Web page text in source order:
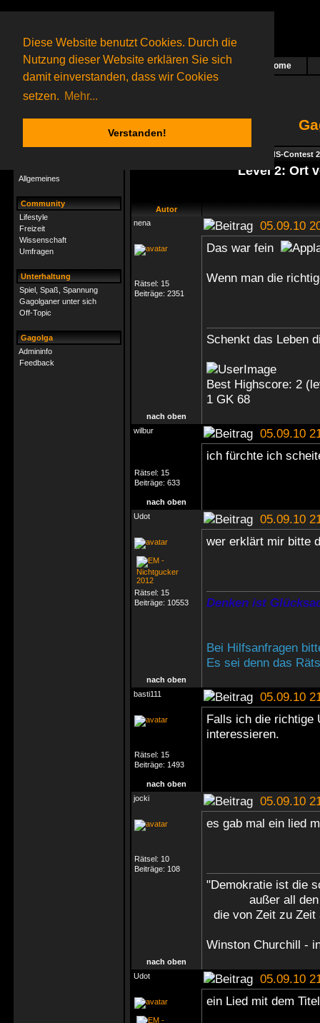
Diese Website benutzt Cookies. Durch die
Nutzung dieser Website erklären Sie sich
damit einverstanden, dass wir Cookies
setzen. Mehr...
Verstanden!
Das nächste Rätsel ist in Arbeit Home
46 Gagolganeronline(0 registrierte und 46 Gäste)
Gagolganer:
9732Rätsel online:
Allgemeines
Community
Lifestyle
Freizeit
Wissenschaft
Umfragen
Unterhaltung
Spiel, Spaß, Spannung
Gagolganer unter sich
Off-Topic
Gagolga
Admininfo
Feedback
Specials - GsdS-Contest
Level 2: Ort
Autor
nena
05.09.10
Rätsel: 15
Beiträge: 2351
Das war fein
Wenn man die
Schenkt das Leben
Best Highscore: 2
1 GK 68
nach oben
wilbur
05.09.10
Rätsel: 15
Beiträge: 633
ich fürchte ich
nach oben
Udot
05.09.10
Rätsel: 15
Beiträge: 10553
wer erklärt mir bitte
Denken ist
Bei Hilfsanfragen
Es sei denn das
nach oben
basti111
05.09.10
Rätsel: 15
Beiträge: 1493
Falls ich die richtige
interessieren.
nach oben
jocki
05.09.10
Rätsel: 10
Beiträge: 108
es gab mal ein lied
"Demokratie ist die
außer all den
die von Zeit zu
Winston Churchill -
nach oben
Udot
05.09.10
ein Lied mit dem